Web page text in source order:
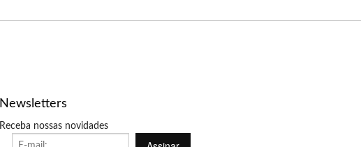
Newsletters
Receba nossas novidades